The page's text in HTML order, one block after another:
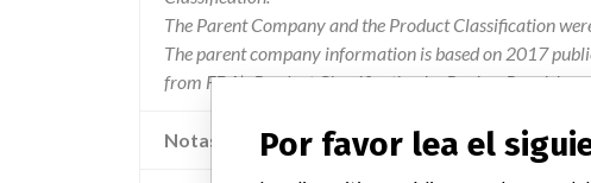
The Parent Company and the Product Classification
The parent company information is based on 2017
from FDA’s Product Classification by Review Panel,
Notas adicionales en la data
Por favor lea el